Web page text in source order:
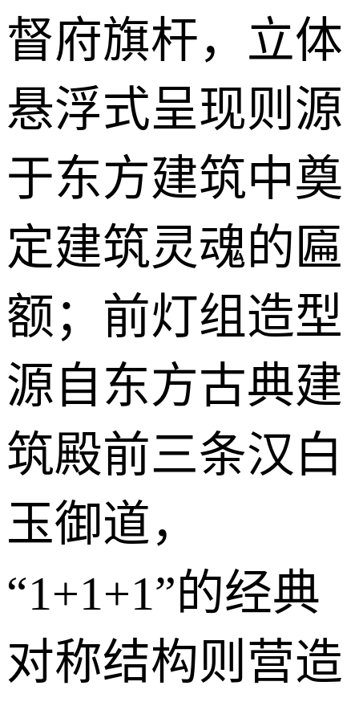
督府旗杆，立体
悬浮式呈现则源
于东方建筑中奠
定建筑灵魂的匾
额；前灯组造型
源自东方古典建
筑殿前三条汉白
玉御道，
“1+1+1”的经典
对称结构则营造